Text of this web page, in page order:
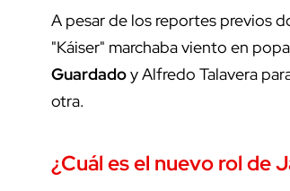
A pesar de los reportes previos
"Káiser" marchaba viento en
Guardadoy Alfredo Talavera
otra.
¿Cuál es el nuevo rol de